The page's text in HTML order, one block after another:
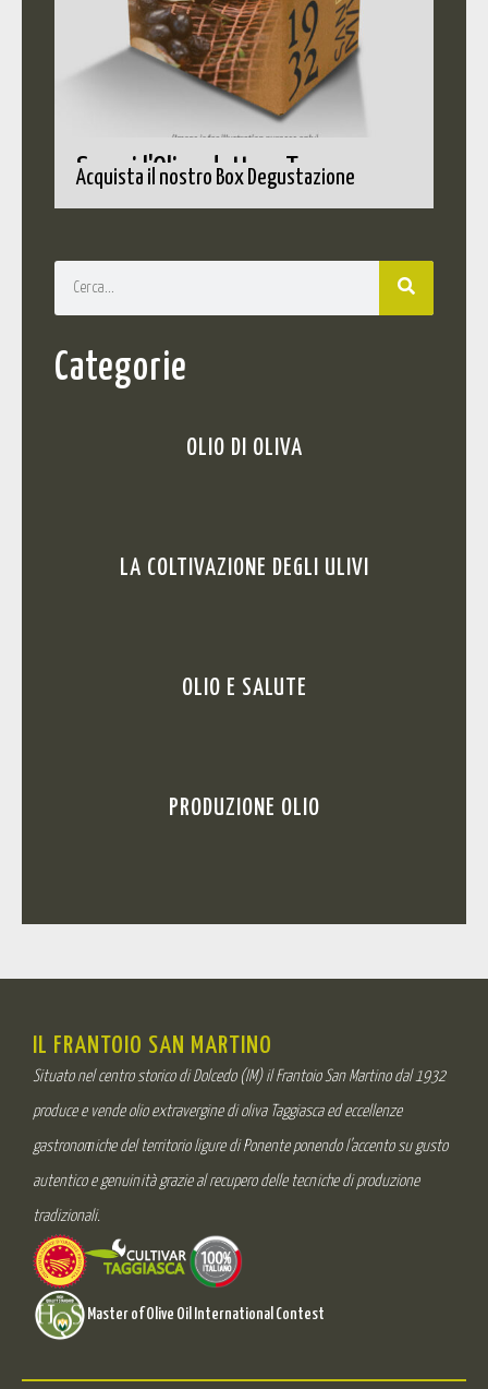
Scopri l'Olio adatto a Te
Acquista il nostro Box Degustazione
Categorie
OLIO DI OLIVA
LA COLTIVAZIONE DEGLI ULIVI
OLIO E SALUTE
PRODUZIONE OLIO
IL FRANTOIO SAN MARTINO
Situato nel centro storico di Dolcedo (IM) il Frantoio San Martino dal 1932
produce e vende olio extravergine di oliva Taggiasca ed eccellenze
gastronomiche del territorio ligure di Ponente ponendo l’accento su gusto
autentico e genuinità grazie al recupero delle tecniche di produzione
tradizionali.
Master of Olive Oil International Contest